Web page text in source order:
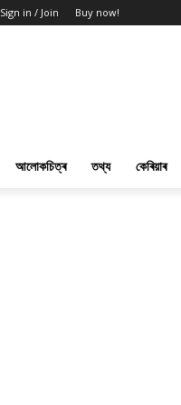
Sign in / Join Buy now!
আলোকচিত্ৰ তথ্য কেৰিয়াৰ